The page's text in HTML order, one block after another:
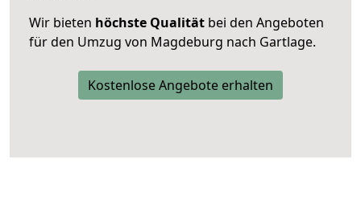
Wir bieten höchste Qualität bei den Angeboten
für den Umzug von Magdeburg nach Gartlage.
Kostenlose Angebote erhalten